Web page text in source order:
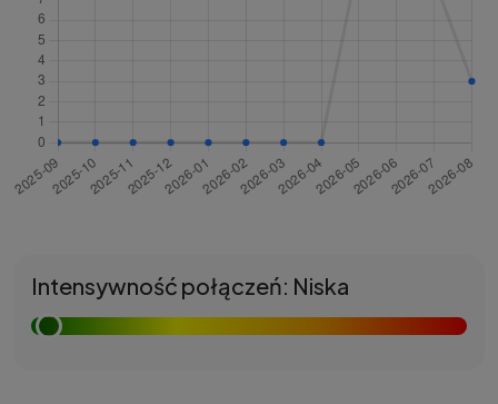
Intensywność połączeń: Niska